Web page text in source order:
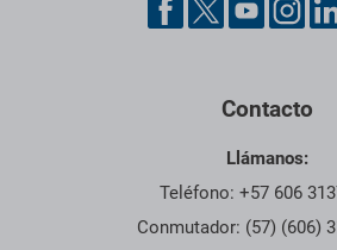
Contacto
Llámanos:
Teléfono: +57 606
Conmutador: (57) (606)